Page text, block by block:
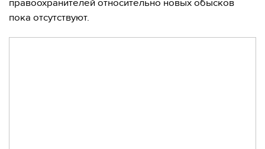
правоохранителей относительно новых обысков
пока отсутствуют.